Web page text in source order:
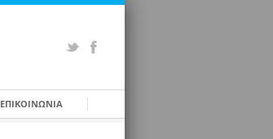
ΕΠΙΚΟΙΝΩΝΙΑ